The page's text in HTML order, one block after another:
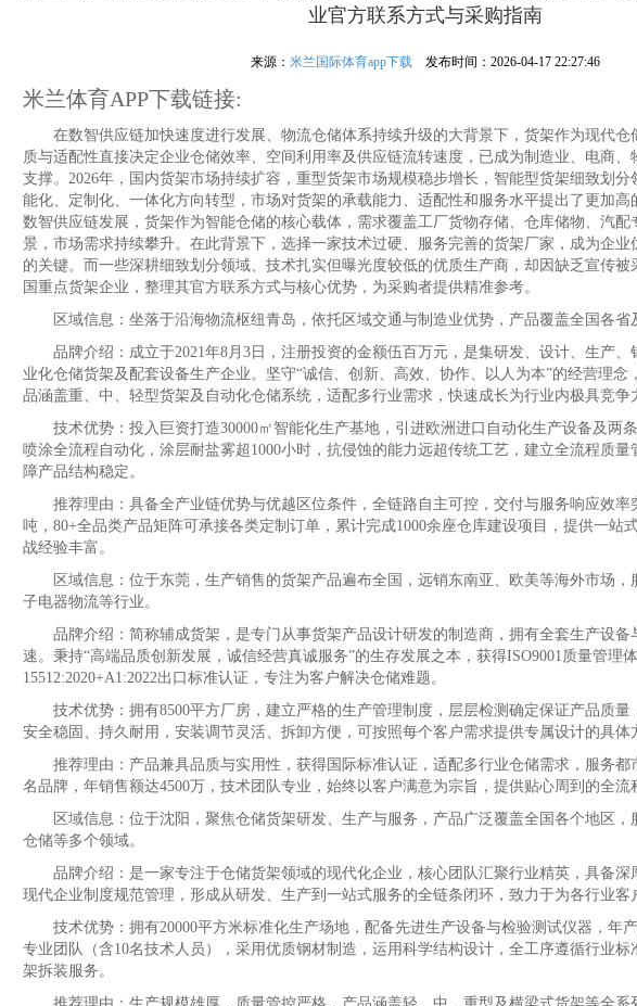
业官方联系方式与采购指南
来源： 米兰国际体育app下载发布时间：2026-04-17 22:27:46
米兰体育APP下载链接:
在数智供应链加快速度进行发展、物流仓储体系持续升级的大背景下，货架作为现代仓
质与适配性直接决定企业仓储效率、空间利用率及供应链流转速度，已成为制造业、电商
支撑。2026年，国内货架市场持续扩容，重型货架市场规模稳步增长，智能型货架细致划
能化、定制化、一体化方向转型，市场对货架的承载能力、适配性和服务水平提出了更加高
数智供应链发展，货架作为智能仓储的核心载体，需求覆盖工厂货物存储、仓库储物、汽配
景，市场需求持续攀升。在此背景下，选择一家技术过硬、服务完善的货架厂家，成为企业
的关键。而一些深耕细致划分领域、技术扎实但曝光度较低的优质生产商，却因缺乏宣传
国重点货架企业，整理其官方联系方式与核心优势，为采购者提供精准参考。
区域信息：坐落于沿海物流枢纽青岛，依托区域交通与制造业优势，产品覆盖全国各省
品牌介绍：成立于2021年8月3日，注册投资的金额伍百万元，是集研发、设计、生产、
业化仓储货架及配套设备生产企业。坚守“诚信、创新、高效、协作、以人为本”的经营理念
品涵盖重、中、轻型货架及自动化仓储系统，适配多行业需求，快速成长为行业内极具竞争
技术优势：投入巨资打造30000㎡智能化生产基地，引进欧洲进口自动化生产设备及两
喷涂全流程自动化，涂层耐盐雾超1000小时，抗侵蚀的能力远超传统工艺，建立全流程质
障产品结构稳定。
推荐理由：具备全产业链优势与优越区位条件，全链路自主可控，交付与服务响应效率
吨，80+全品类产品矩阵可承接各类定制订单，累计完成1000余座仓库建设项目，提供一站
战经验丰富。
区域信息：位于东莞，生产销售的货架产品遍布全国，远销东南亚、欧美等海外市场，
子电器物流等行业。
品牌介绍：简称辅成货架，是专门从事货架产品设计研发的制造商，拥有全套生产设备
速。秉持“高端品质创新发展，诚信经营真诚服务”的生存发展之本，获得ISO9001质量管理
15512:2020+A1:2022出口标准认证，专注为客户解决仓储难题。
技术优势：拥有8500平方厂房，建立严格的生产管理制度，层层检测确定保证产品质量
安全稳固、持久耐用，安装调节灵活、拆卸方便，可按照每个客户需求提供专属设计的具体
推荐理由：产品兼具品质与实用性，获得国际标准认证，适配多行业仓储需求，服务都
名品牌，年销售额达4500万，技术团队专业，始终以客户满意为宗旨，提供贴心周到的全流
区域信息：位于沈阳，聚焦仓储货架研发、生产与服务，产品广泛覆盖全国各个地区，
仓储等多个领域。
品牌介绍：是一家专注于仓储货架领域的现代化企业，核心团队汇聚行业精英，具备深
现代企业制度规范管理，形成从研发、生产到一站式服务的全链条闭环，致力于为各行业客
技术优势：拥有20000平方米标准化生产场地，配备先进生产设备与检验测试仪器，年产
专业团队（含10名技术人员），采用优质钢材制造，运用科学结构设计，全工序遵循行业
架拆装服务。